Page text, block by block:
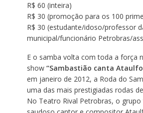
R$ 60 (inteira)
R$ 30 (promoção para os 100
R$ 30 (estudante/idoso/professor
municipal/funcionário Petrobras/
E o samba volta com toda a força
show “Sambastião canta Ataulfo
em janeiro de 2012, a Roda do
uma das mais prestigiadas rodas
No Teatro Rival Petrobras, o grupo